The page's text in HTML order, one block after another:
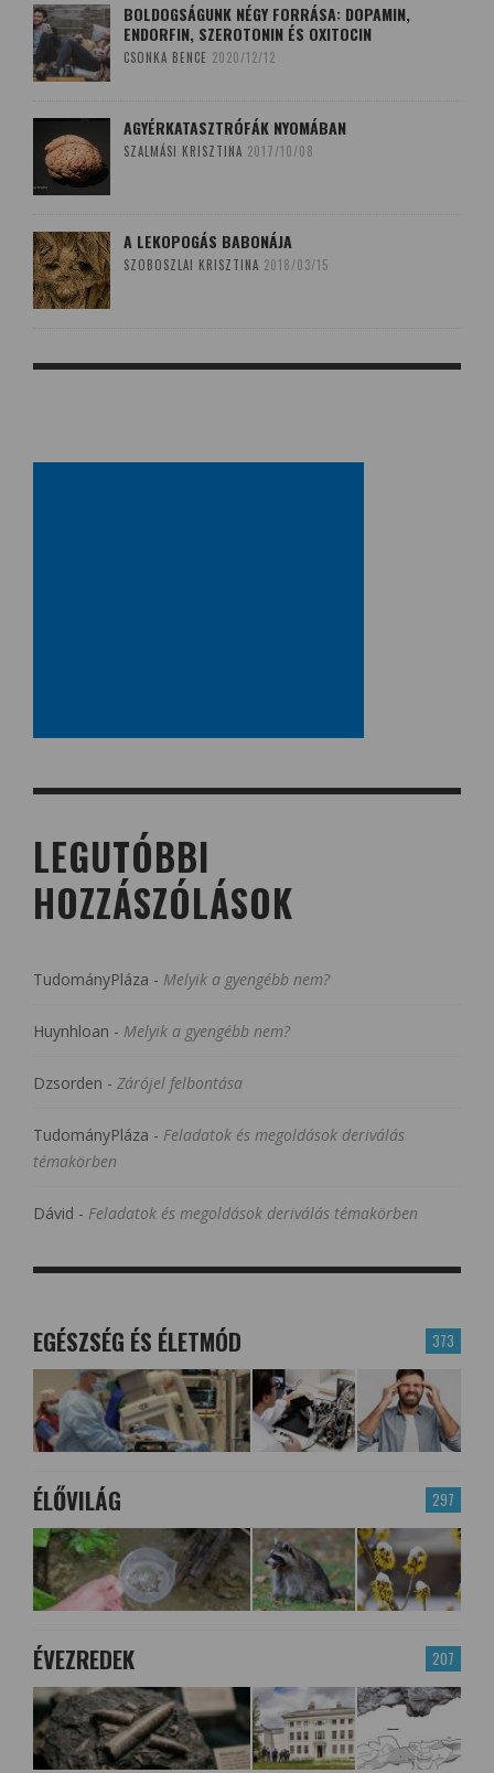
BOLDOGSÁGUNK NÉGY FORRÁSA: DOPAMIN,
ENDORFIN, SZEROTONIN ÉS OXITOCIN
CSONKA BENCE 2020/12/12
AGYÉRKATASZTRÓFÁK NYOMÁBAN
SZALMÁSI KRISZTINA 2017/10/08
A LEKOPOGÁS BABONÁJA
SZOBOSZLAI KRISZTINA 2018/03/15
LEGUTÓBBI
HOZZÁSZÓLÁSOK
TudományPláza - Melyik a gyengébb nem?
Huynhloan - Melyik a gyengébb nem?
Dzsorden - Zárójel felbontása
TudományPláza - Feladatok és megoldások deriválás
témakörben
Dávid - Feladatok és megoldások deriválás témakörben
373
EGÉSZSÉG ÉS ÉLETMÓD
297
ÉLŐVILÁG
207
ÉVEZREDEK